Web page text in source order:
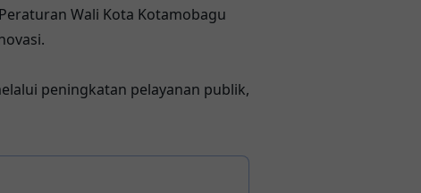
Wali Kota Kotamobagu
peningkatan pelayanan publik,